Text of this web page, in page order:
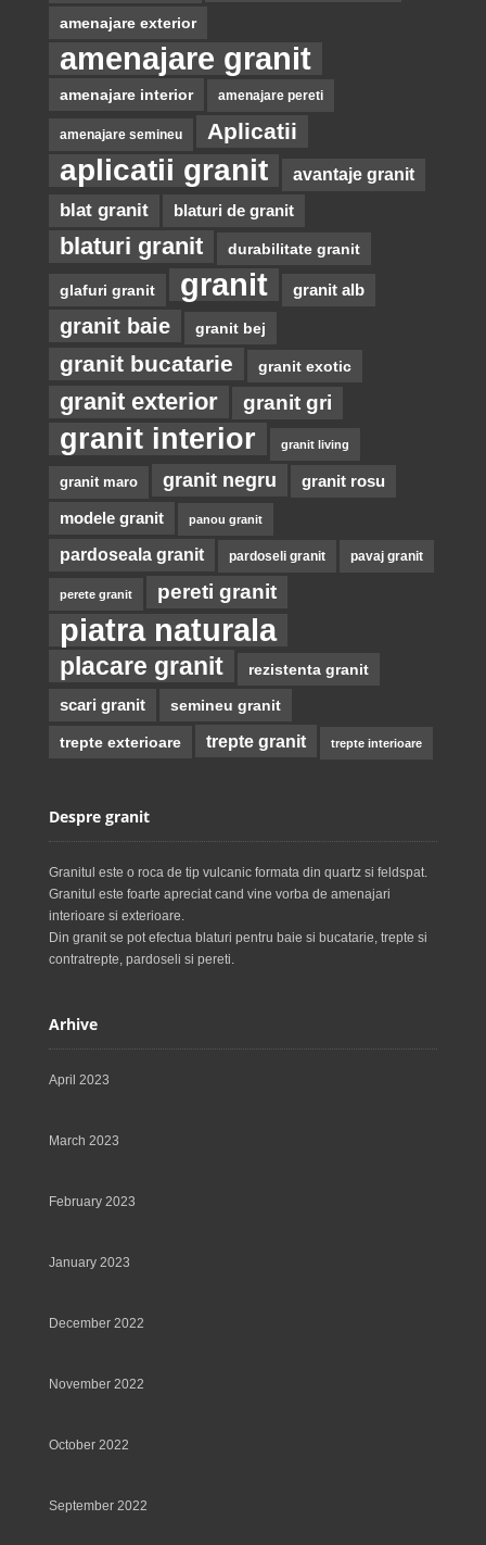
amenajare exterior
amenajare granit
amenajare interior amenajare pereti
amenajare semineu Aplicatii
aplicatii granit avantaje granit
blat granit blaturi de granit
blaturi granit durabilitate granit
glafuri granit granit granit alb
granit baie granit bej
granit bucatarie granit exotic
granit exterior granit gri
granit interior granit living
granit maro granit negru granit rosu
modele granit panou granit
pardoseala granit pardoseli granit pavaj granit
perete granit pereti granit
piatra naturala
placare granit rezistenta granit
scari granit semineu granit
trepte exterioare trepte granit trepte interioare
Despre granit
Granitul este o roca de tip vulcanic formata din quartz si feldspat.
Granitul este foarte apreciat cand vine vorba de amenajari
interioare si exterioare.
Din granit se pot efectua blaturi pentru baie si bucatarie, trepte si
contratrepte, pardoseli si pereti.
Arhive
April 2023
March 2023
February 2023
January 2023
December 2022
November 2022
October 2022
September 2022